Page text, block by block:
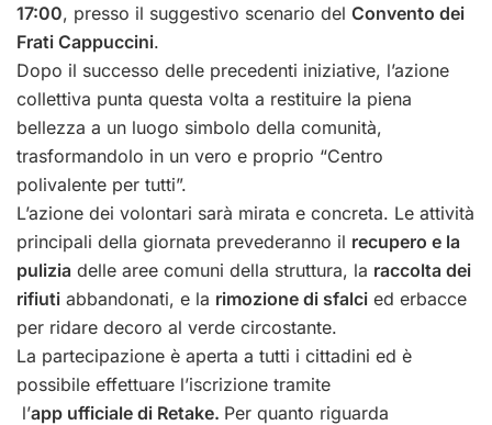
17:00, presso il suggestivo scenario del Convento dei
Frati Cappuccini.
Dopo il successo delle precedenti iniziative, l’azione
collettiva punta questa volta a restituire la piena
bellezza a un luogo simbolo della comunità,
trasformandolo in un vero e proprio “Centro
polivalente per tutti”.
L’azione dei volontari sarà mirata e concreta. Le attività
principali della giornata prevederanno il recupero e la
pulizia delle aree comuni della struttura, la raccolta dei
rifiuti abbandonati, e la rimozione di sfalci ed erbacce
per ridare decoro al verde circostante.
La partecipazione è aperta a tutti i cittadini ed è
possibile effettuare l’iscrizione tramite
l’app ufficiale di Retake. Per quanto riguarda